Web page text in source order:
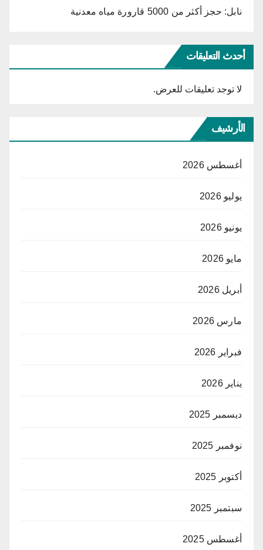
نابل: حجز أكثر من 5000 قارورة مياه معدنية
أحدث التعليقات
لا توجد تعليقات للعرض.
الأرشيف
أغسطس 2026
يوليو 2026
يونيو 2026
مايو 2026
أبريل 2026
مارس 2026
فبراير 2026
يناير 2026
ديسمبر 2025
نوفمبر 2025
أكتوبر 2025
سبتمبر 2025
أغسطس 2025